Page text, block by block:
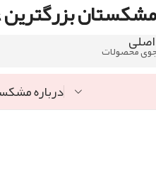
بزرگترین
درباره